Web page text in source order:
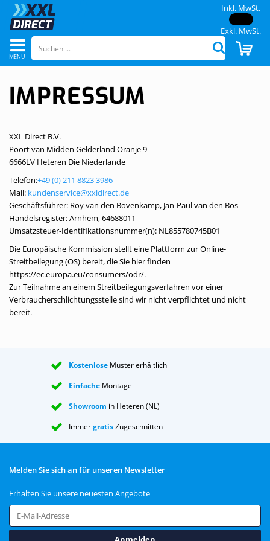
Navigation
umschalten SuchenCART
Inkl. MwSt.
Exkl. MwSt.
IMPRESSUM
XXL Direct B.V.
Poort van Midden Gelderland Oranje 9
6666LV Heteren Die Niederlande
Telefon:+49 (0) 211 8823 3986
Mail: kundenservice@xxldirect.de
Geschäftsführer: Roy van den Bovenkamp, Jan-Paul van den Bos
Handelsregister: Arnhem, 64688011
Umsatzsteuer-Identifikationsnummer(n): NL855780745B01
Die Europäische Kommission stellt eine Plattform zur Online-
Streitbeilegung (OS) bereit, die Sie hier finden
https://ec.europa.eu/consumers/odr/.
Zur Teilnahme an einem Streitbeilegungsverfahren vor einer
Verbraucherschlichtungsstelle sind wir nicht verpflichtet und nicht
bereit.
Kostenlose Muster erhältlich
Einfache Montage
Showroom in Heteren (NL)
ImmergratisZugeschnitten
Melden Sie sich an für unseren Newsletter
Erhalten Sie unsere neuesten Angebote